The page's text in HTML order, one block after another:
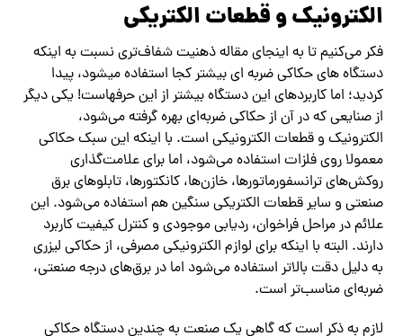
الکترونیک و قطعات الکتریکی
فکر می‌کنیم تا به اینجای مقاله ذهنیت شفاف‌تری نسبت به اینکه
دستگاه های حکاکی ضربه ای بیشتر کجا استفاده میشود، پیدا
کردید؛ اما کاربردهای این دستگاه بیشتر از این حرفهاست! یکی دیگر
از صنایعی که در آن از حکاکی ضربه‌ای بهره گرفته می‌شود،
الکترونیک و قطعات الکترونیکی است. با اینکه این سبک حکاکی
معمولا روی فلزات استفاده می‌شود، اما برای علامت‌گذاری
روکش‌های ترانسفورماتورها، خازن‌ها، کانکتورها، تابلوهای برق
صنعتی و سایر قطعات الکتریکی سنگین هم استفاده می‌شود. این
علائم در مراحل فراخوان، ردیابی موجودی و کنترل کیفیت کاربرد
دارند. البته با اینکه برای لوازم الکترونیکی مصرفی، از حکاکی لیزری
به دلیل دقت بالاتر استفاده می‌شود اما در برق‌های درجه صنعتی،
ضربه‌ای مناسب‌تر است.
لازم به ذکر است که گاهی یک صنعت به چندین دستگاه حکاکی